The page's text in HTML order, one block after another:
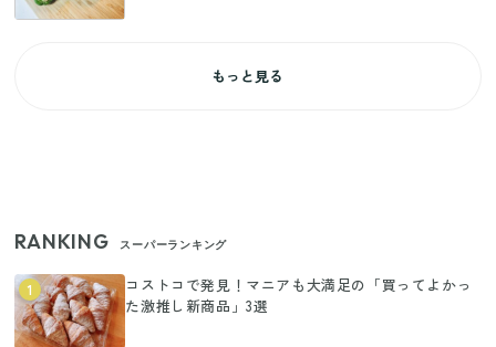
もっと見る
RANKING スーパーランキング
1
コストコで発見！マニアも大満足の「買ってよかっ
た激推し新商品」3選